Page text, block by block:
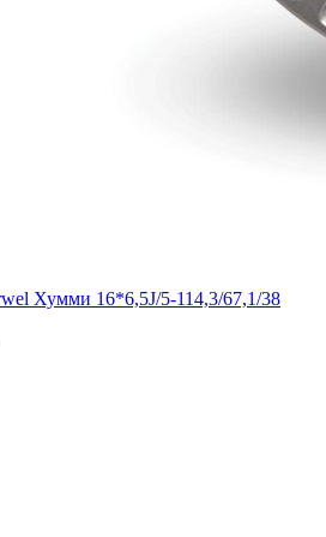
Хумми 16*6,5J/5-114,3/67,1/38